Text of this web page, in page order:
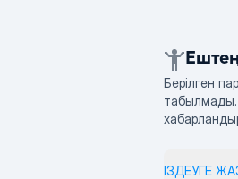
Берілген
табылмады.
ІЗДЕУГЕ